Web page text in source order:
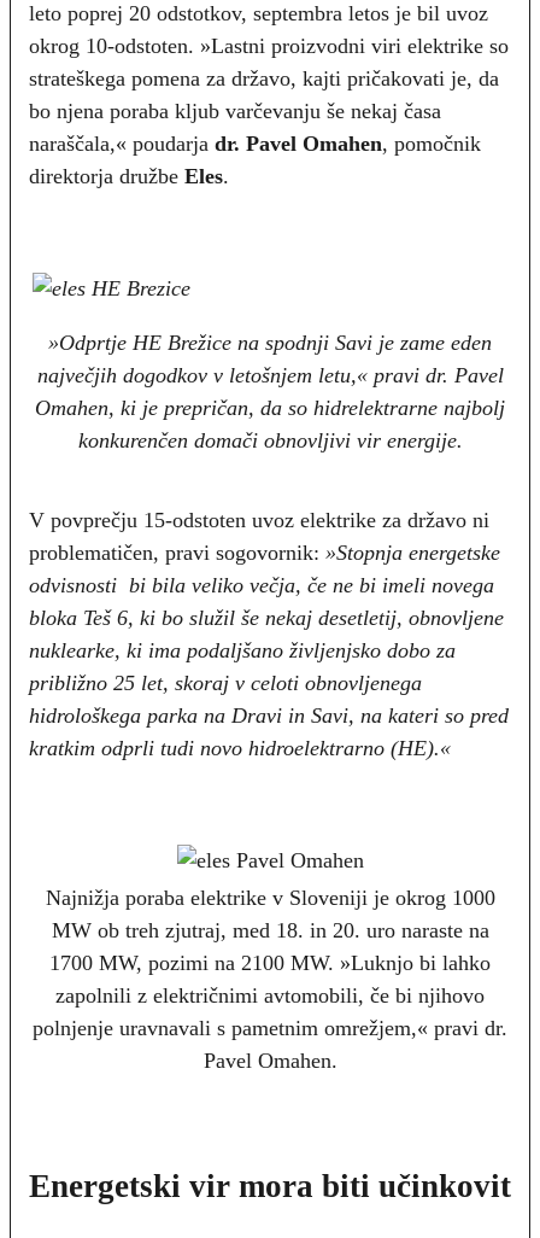
leto poprej 20 odstotkov, septembra letos je bil uvoz
okrog 10-odstoten. »Lastni proizvodni viri elektrike so
strateškega pomena za državo, kajti pričakovati je, da
bo njena poraba kljub varčevanju še nekaj časa
naraščala,« poudarja dr. Pavel Omahen, pomočnik
direktorja družbe Eles.
»Odprtje HE Brežice na spodnji Savi je zame eden
največjih dogodkov v letošnjem letu,« pravi dr. Pavel
Omahen, ki je prepričan, da so hidrelektrarne najbolj
konkurenčen domači obnovljivi vir energije.
V povprečju 15-odstoten uvoz elektrike za državo ni
problematičen, pravi sogovornik: »Stopnja energetske
odvisnosti bi bila veliko večja, če ne bi imeli novega
bloka Teš 6, ki bo služil še nekaj desetletij, obnovljene
nuklearke, ki ima podaljšano življenjsko dobo za
približno 25 let, skoraj v celoti obnovljenega
hidrološkega parka na Dravi in Savi, na kateri so pred
kratkim odprli tudi novo hidroelektrarno (HE).«
Najnižja poraba elektrike v Sloveniji je okrog 1000
MW ob treh zjutraj, med 18. in 20. uro naraste na
1700 MW, pozimi na 2100 MW. »Luknjo bi lahko
zapolnili z električnimi avtomobili, če bi njihovo
polnjenje uravnavali s pametnim omrežjem,« pravi dr.
Pavel Omahen.
Energetski vir mora biti učinkovit